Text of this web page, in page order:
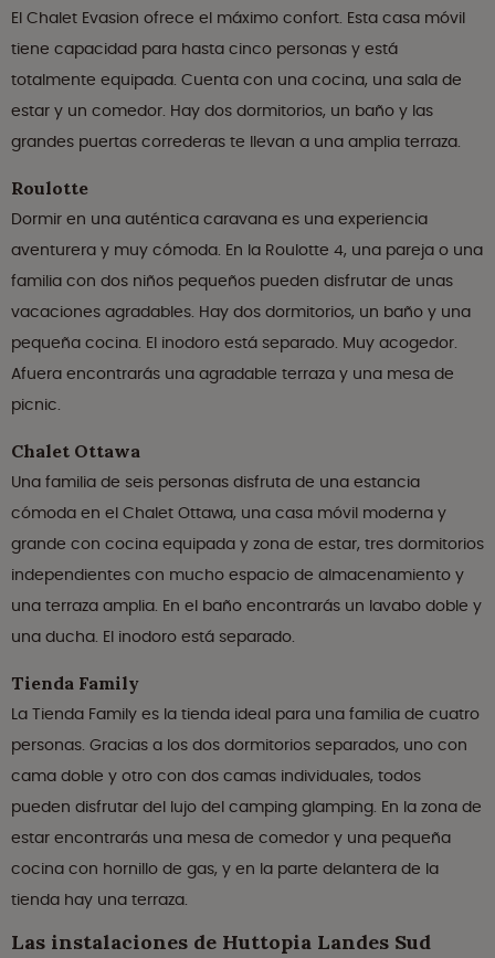
El Chalet Evasion ofrece el máximo confort. Esta casa móvil
tiene capacidad para hasta cinco personas y está
totalmente equipada. Cuenta con una cocina, una sala de
estar y un comedor. Hay dos dormitorios, un baño y las
grandes puertas correderas te llevan a una amplia terraza.
Roulotte
Dormir en una auténtica caravana es una experiencia
aventurera y muy cómoda. En la Roulotte 4, una pareja o una
familia con dos niños pequeños pueden disfrutar de unas
vacaciones agradables. Hay dos dormitorios, un baño y una
pequeña cocina. El inodoro está separado. Muy acogedor.
Afuera encontrarás una agradable terraza y una mesa de
picnic.
Chalet Ottawa
Una familia de seis personas disfruta de una estancia
cómoda en el Chalet Ottawa, una casa móvil moderna y
grande con cocina equipada y zona de estar, tres dormitorios
independientes con mucho espacio de almacenamiento y
una terraza amplia. En el baño encontrarás un lavabo doble y
una ducha. El inodoro está separado.
Tienda Family
La Tienda Family es la tienda ideal para una familia de cuatro
personas. Gracias a los dos dormitorios separados, uno con
cama doble y otro con dos camas individuales, todos
pueden disfrutar del lujo del camping glamping. En la zona de
estar encontrarás una mesa de comedor y una pequeña
cocina con hornillo de gas, y en la parte delantera de la
tienda hay una terraza.
Las instalaciones de Huttopia Landes Sud